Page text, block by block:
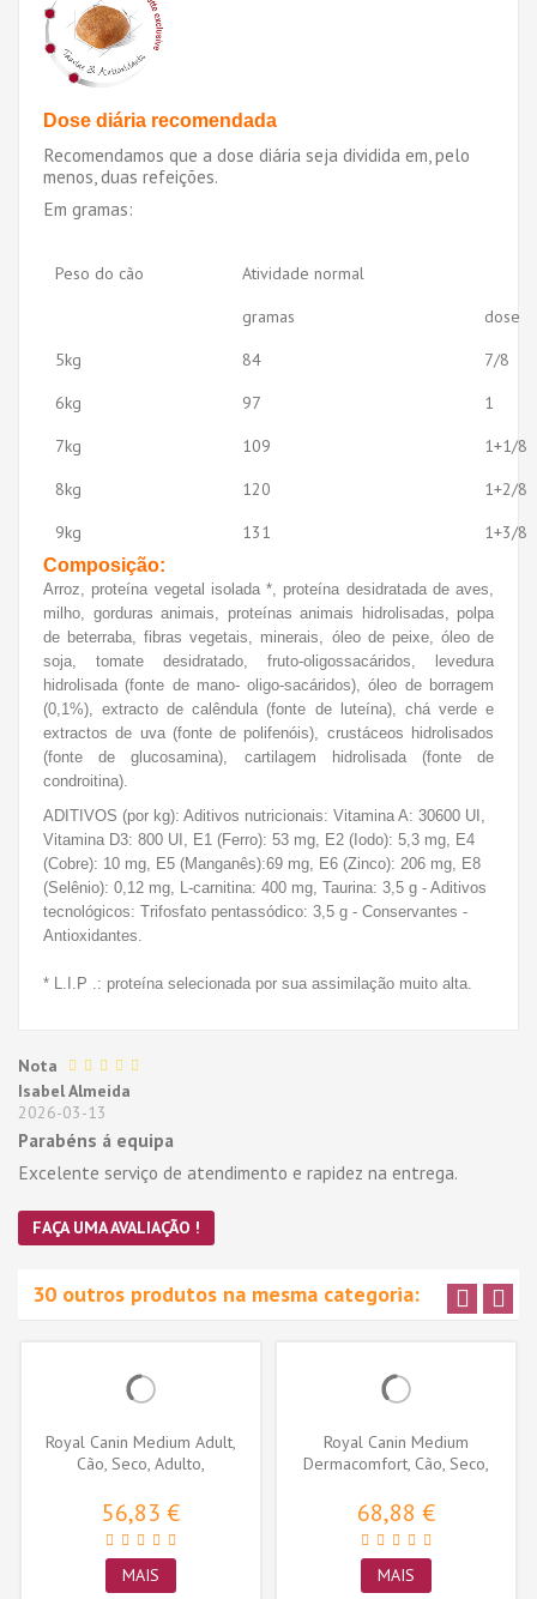
Dose diária recomendada
Recomendamos que a dose diária seja dividida em, pelo
menos, duas refeições.
Em gramas:
Peso do cão
Atividade normal
gramas
dose
5kg
84
7/8
6kg
97
1
7kg
109
1+1/8
8kg
120
1+2/8
9kg
131 1+3/8
Composição:
Arroz, proteína vegetal isolada *, proteína desidratada de aves,
milho, gorduras animais, proteínas animais hidrolisadas, polpa
de beterraba, fibras vegetais, minerais, óleo de peixe, óleo de
soja, tomate desidratado, fruto-oligossacáridos, levedura
hidrolisada (fonte de mano- oligo-sacáridos), óleo de borragem
(0,1%), extracto de calêndula (fonte de luteína), chá verde e
extractos de uva (fonte de polifenóis), crustáceos hidrolisados
(fonte de glucosamina), cartilagem hidrolisada (fonte de
condroitina).
ADITIVOS (por kg): Aditivos nutricionais: Vitamina A: 30600 UI,
Vitamina D3: 800 UI, E1 (Ferro): 53 mg, E2 (Iodo): 5,3 mg, E4
(Cobre): 10 mg, E5 (Manganês):69 mg, E6 (Zinco): 206 mg, E8
(Selênio): 0,12 mg, L-carnitina: 400 mg, Taurina: 3,5 g - Aditivos
tecnológicos: Trifosfato pentassódico: 3,5 g - Conservantes -
Antioxidantes.
* L.I.P .: proteína selecionada por sua assimilação muito alta.
Nota
Isabel Almeida
2026-03-13
Parabéns á equipa
Excelente serviço de atendimento e rapidez na entrega.
FAÇA UMA AVALIAÇÃO !
30 outros produtos na mesma categoria:
Royal Canin Medium Adult,
Cão, Seco, Adulto,
56,83 €
MAIS
Royal Canin Medium
Dermacomfort, Cão, Seco,
68,88 €
MAIS